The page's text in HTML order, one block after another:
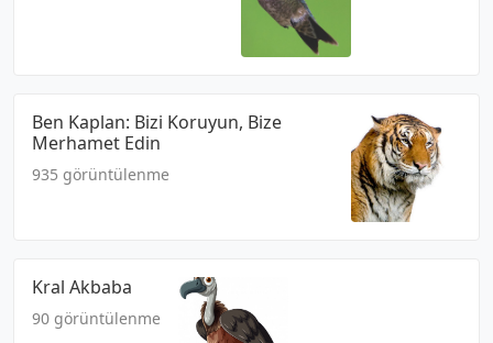
Ben Kaplan: Bizi Koruyun, Bize
Merhamet Edin
935 görüntülenme
Kral Akbaba
90 görüntülenme